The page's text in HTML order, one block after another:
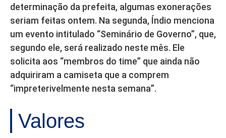
determinação da prefeita, algumas exonerações
seriam feitas ontem. Na segunda, Índio menciona
um evento intitulado “Seminário de Governo”, que,
segundo ele, será realizado neste mês. Ele
solicita aos “membros do time” que ainda não
adquiriram a camiseta que a comprem
“impreterivelmente nesta semana”.
Valores